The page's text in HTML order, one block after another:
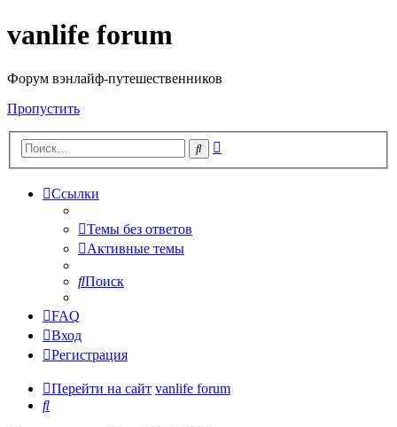
vanlife forum
Форум вэнлайф-путешественников
Пропустить
Поиск
Ссылки
Темы без ответов
Активные темы
Поиск
FAQ
Вход
Регистрация
Перейти на сайт vanlife forum
Поиск